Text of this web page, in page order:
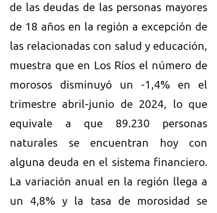
de las deudas de las personas mayores
de 18 años en la región a excepción de
las relacionadas con salud y educación,
muestra que en Los Ríos el número de
morosos disminuyó un -1,4% en el
trimestre abril-junio de 2024, lo que
equivale a que 89.230 personas
naturales se encuentran hoy con
alguna deuda en el sistema financiero.
La variación anual en la región llega a
un 4,8% y la tasa de morosidad se